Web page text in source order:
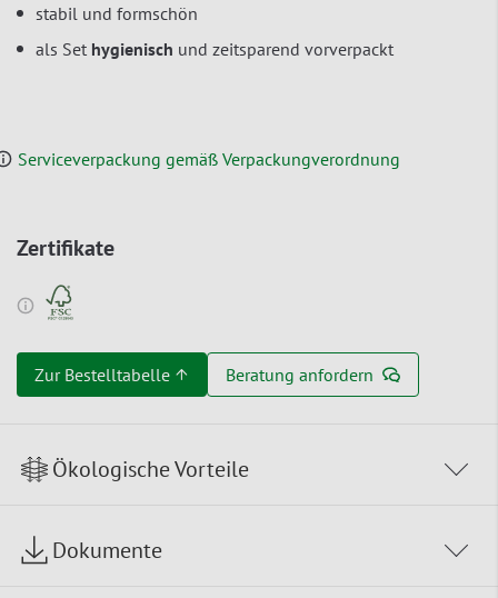
stabil und formschön
als Set hygienisch und zeitsparend vorverpackt
Serviceverpackung gemäß Verpackungverordnung
Zertifikate
Zur Bestelltabelle ↑ Beratung anfordern
Ökologische Vorteile
Dokumente